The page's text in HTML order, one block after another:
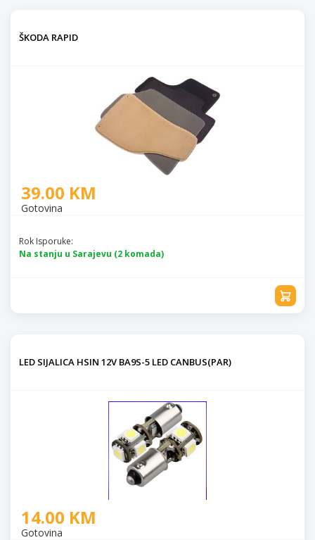
ŠKODA RAPID
39.00 KM
Gotovina
Rok Isporuke:
Na stanju u Sarajevu (2 komada)
LED SIJALICA HSIN 12V BA9S-5 LED CANBUS(PAR)
14.00 KM
Gotovina